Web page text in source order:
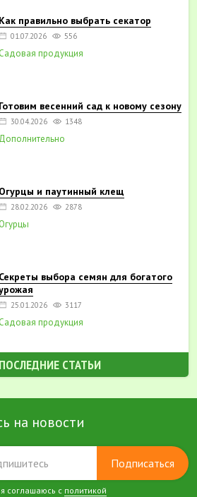
Как правильно выбрать секатор
01.07.2026 556
Садовая продукция
Готовим весенний сад к новому сезону
30.04.2026 1348
Дополнительно
Огурцы и паутинный клещ
28.02.2026 2878
Огурцы
Секреты выбора семян для богатого
25.01.2026 3117
Садовая продукция
СТАТЬИ
на новости
Подписаться
соглашаюсь с политикой